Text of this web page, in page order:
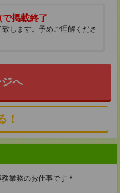
掲載終了
します。予めご理解くださ
へ
！
業務のお仕事です＊